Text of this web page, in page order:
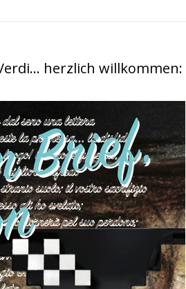
herzlich willkommen: